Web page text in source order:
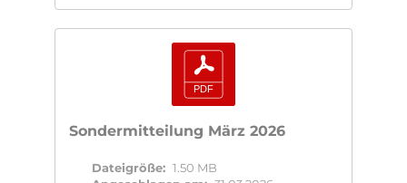
Sondermitteilung März 2026
Dateigröße: 1.50 MB